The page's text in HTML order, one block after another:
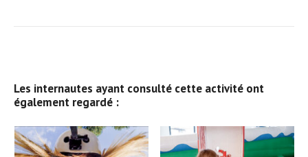
Les internautes ayant consulté cette activité ont
également regardé :